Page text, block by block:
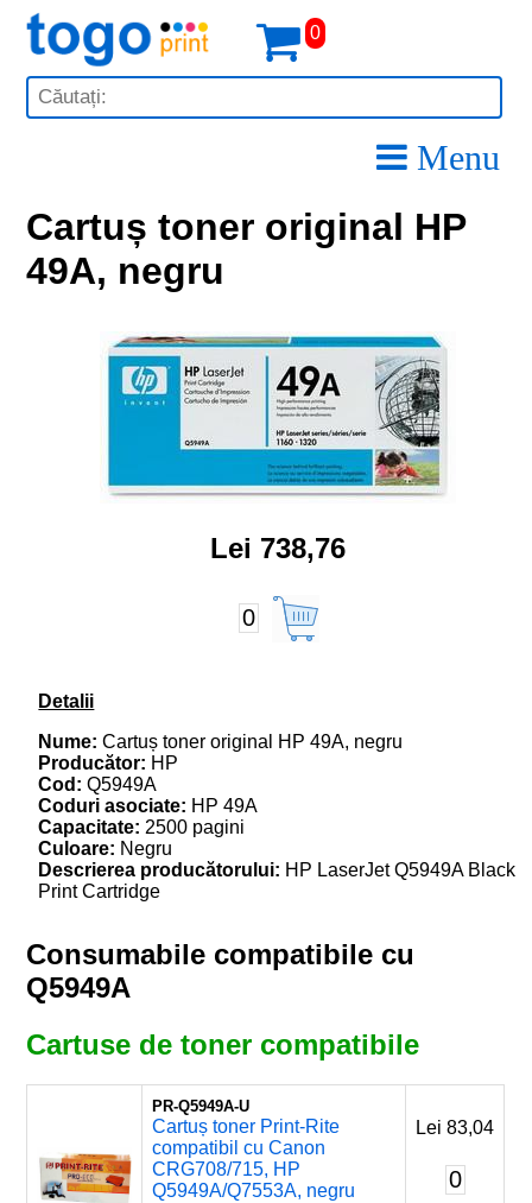
0
Menu
Cartuș toner original HP
49A, negru
Lei 738,76
0
Detalii
Nume: Cartuș toner original HP 49A, negru
Producător: HP
Cod: Q5949A
Coduri asociate: HP 49A
Capacitate: 2500 pagini
Culoare: Negru
Descrierea producătorului: HP LaserJet Q5949A Black
Print Cartridge
Consumabile compatibile cu
Q5949A
Cartuse de toner compatibile
PR-Q5949A-U
Cartuș toner Print-Rite
compatibil cu Canon
CRG708/715, HP
Q5949A/Q7553A, negru
Lei 83,04
0